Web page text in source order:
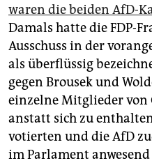
waren die beiden AfD-
Damals hatte die FDP-
Ausschuss in der
als überflüssig
gegen Brousek und
einzelne Mitglieder von
anstatt sich zu
votierten und die AfD
im Parlament